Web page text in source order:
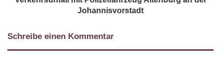
Johannisvorstadt
Schreibe einen Kommentar